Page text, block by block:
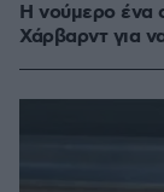
Η νούμερο ένα
Χάρβαρντ για